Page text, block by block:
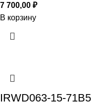
7 700,00 ₽
В корзину
IRWD063-15-71B5